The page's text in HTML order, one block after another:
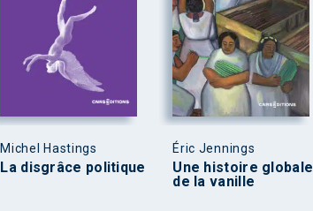
Michel Hastings
La disgrâce politique
Éric Jennings
Une histoire globale
de la vanille